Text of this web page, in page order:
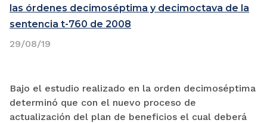
las órdenes decimoséptima y decimoctava de la
sentencia t-760 de 2008
Bajo el estudio realizado en la orden decimoséptima
determinó que con el nuevo proceso de
actualización del plan de beneficios el cual deberá
29/08/19